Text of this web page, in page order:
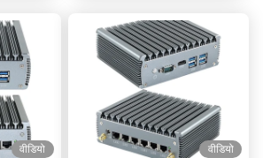
वीडियो वीडियो